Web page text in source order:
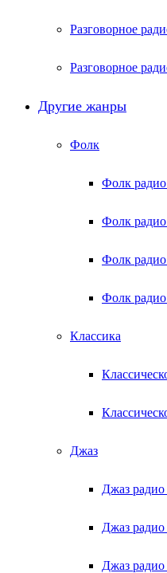
Разговорное
Разговорное
Другие жанры
Фолк
Фолк
Фолк
Фолк
Фолк
Классика
Джаз
Джаз радио
Джаз
Джаз